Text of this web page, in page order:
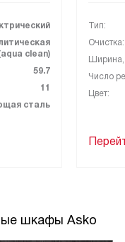
clean)
59.7
11
сталь
Тип:
Очистка:
Число
Цвет:
шкафы Asko